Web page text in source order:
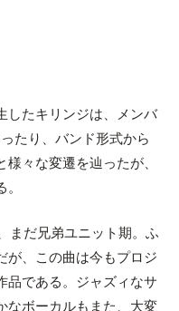
したキリンジは、メンバ
たり、バンド形式から
々な変遷を辿ったが、
まだ兄弟ユニット期。ふ
が、この曲は今もプロジ
品である。ジャズィなサ
なボーカルもまた、大変